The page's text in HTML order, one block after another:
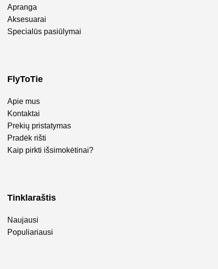
Apranga
Aksesuarai
Specialūs pasiūlymai
FlyToTie
Apie mus
Kontaktai
Prekių pristatymas
Pradėk rišti
Kaip pirkti išsimokėtinai?
Tinklaraštis
Naujausi
Populiariausi